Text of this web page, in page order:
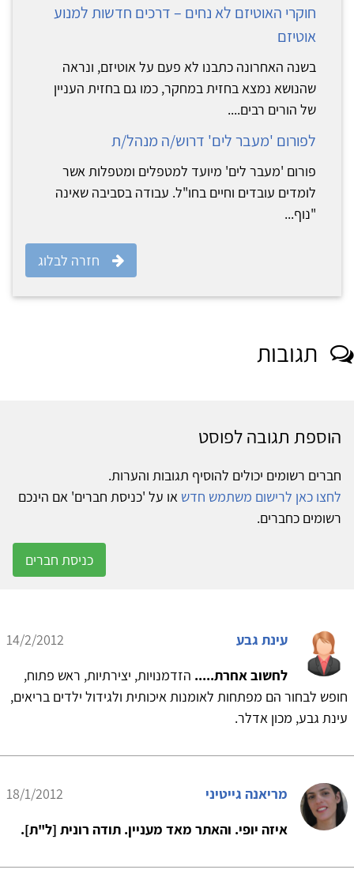
חוקרי האוטיזם לא נחים – דרכים חדשות למנוע
אוטיזם
בשנה האחרונה כתבנו לא פעם על אוטיזם, ונראה
שהנושא נמצא בחזית במחקר, כמו גם בחזית העניין
של הורים רבים....
לפורום 'מעבר לים' דרוש/ה מנהל/ת
פורום 'מעבר לים' מיועד למטפלים ומטפלות אשר
לומדים עובדים וחיים בחו"ל. עבודה בסביבה שאינה
"נוף...
חזרה לבלוג
תגובות
הוספת תגובה לפוסט
חברים רשומים יכולים להוסיף תגובות והערות.
לחצו כאן לרישום משתמש חדש או על 'כניסת חברים' אם הינכם
רשומים כחברים.
כניסת חברים
עינת גבע
14/2/2012
לחשוב אחרת..... הזדמנויות, יצירתיות, ראש פתוח,
חופש לבחור הם מפתחות לאומנות איכותית ולגידול ילדים בריאים,
עינת גבע, מכון אדלר.
מריאנה גייטיני
18/1/2012
איזה יופי. והאתר מאד מעניין. תודה רונית [ל"ת].